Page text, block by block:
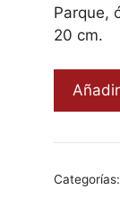
Parque,
20 cm.
Parque,
Francisco
Marín
cantidad
Categorías: